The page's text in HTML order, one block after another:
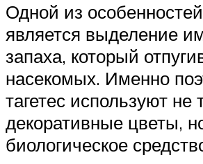
Одной из
является выделение
запаха, который
насекомых. Именно
тагетес используют не
декоративные цветы,
биологическое